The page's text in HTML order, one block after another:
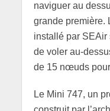
naviguer au
grande première.
installé par SEAir
de voler au-
de 15 nœuds
Le Mini 747, un